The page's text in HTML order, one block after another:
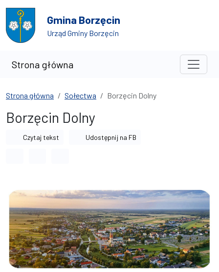
Przejdź do treści
Przejdź do wyszukiwarki
Gmina Borzęcin
Urząd Gminy Borzęcin
Strona główna
Strona główna Sołectwa Borzęcin Dolny
Borzęcin Dolny
Czytaj tekst Udostępnij na FB